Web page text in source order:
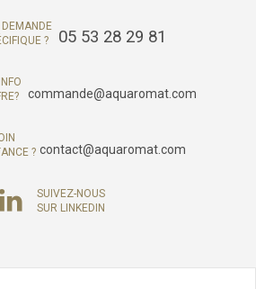
DEMANDE
?
05 53 28 29 81
commande@aquaromat.com
? contact@aquaromat.com
SUIVEZ-NOUS
SUR LINKEDIN